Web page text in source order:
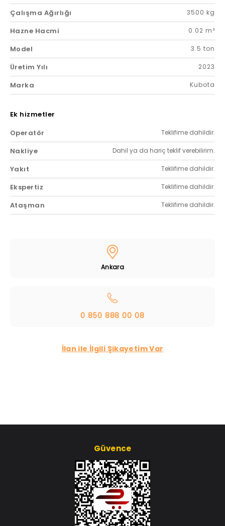
Çalışma Ağırlığı 3500 kg
Hazne Hacmi 0.02 m³
Model 3.5 ton
Üretim Yılı 2023
Marka Kubota
Ek hizmetler
Operatör
Teklifime dahildir.
Nakliye Dahil ya da hariç teklif verebilirim.
Yakıt Teklifime dahildir.
Ekspertiz Teklifime dahildir.
Ataşman Teklifime dahildir.
Ankara
0 850 888 00 08
İlan ile İlgili Şikayetim Var
Güvence